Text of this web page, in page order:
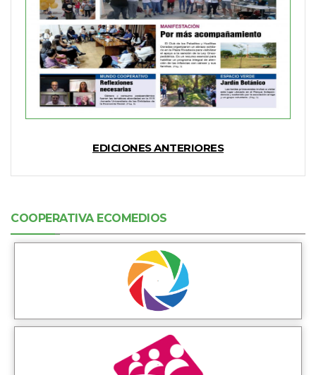
EDICIONES ANTERIORES
COOPERATIVA ECOMEDIOS